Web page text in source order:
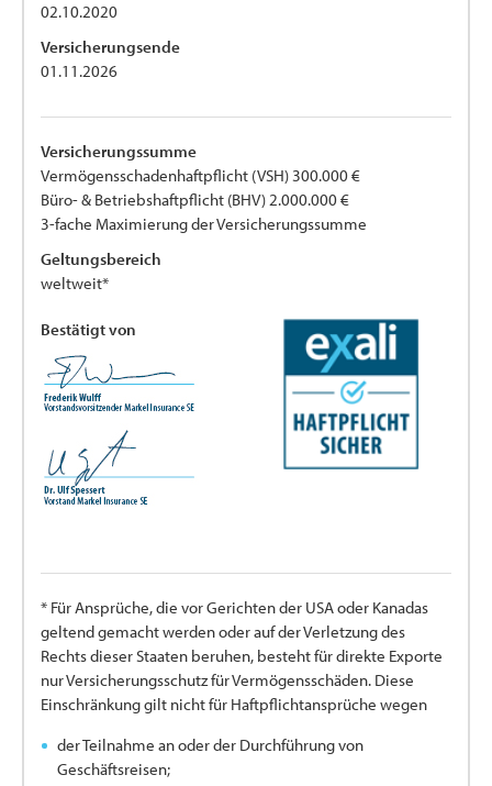
02.10.2020
Versicherungsende
01.11.2026
Versicherungssumme
Vermögensschadenhaftpflicht (VSH) 300.000 €
Büro- & Betriebshaftpflicht (BHV) 2.000.000 €
3-fache Maximierung der Versicherungssumme
Geltungsbereich
weltweit*
Bestätigt von
* Für Ansprüche, die vor Gerichten der USA oder Kanadas
geltend gemacht werden oder auf der Verletzung des
Rechts dieser Staaten beruhen, besteht für direkte Exporte
nur Versicherungsschutz für Vermögensschäden. Diese
Einschränkung gilt nicht für Haftpflichtansprüche wegen
der Teilnahme an oder der Durchführung von
Geschäftsreisen;